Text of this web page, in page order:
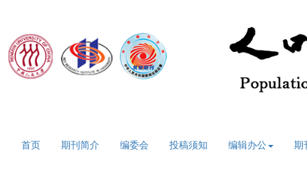
首页 期刊简介 编委会 投稿须知 编辑办公 期